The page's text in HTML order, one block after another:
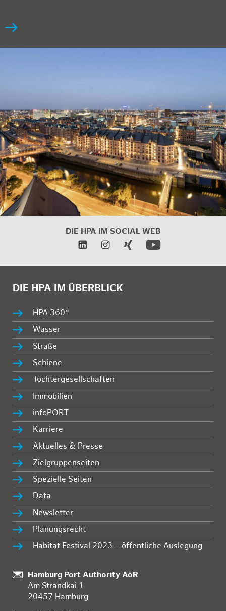
DIE HPA IM SOCIAL WEB
DIE HPA IM ÜBERBLICK
HPA 360°
Wasser
Straße
Schiene
Tochtergesellschaften
Immobilien
infoPORT
Karriere
Aktuelles & Presse
Zielgruppenseiten
Spezielle Seiten
Data
Newsletter
Planungsrecht
Habitat Festival 2023 – öffentliche Auslegung
:
Hamburg Port Authority AöR
Am Strandkai 1
20457 Hamburg